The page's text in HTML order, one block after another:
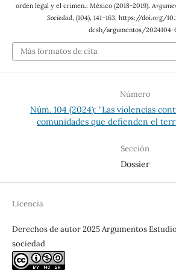
orden legal y el crimen.: México (2018-2019).
Sociedad, (104), 141–163. https://doi.org/
dcsh/argumentos/2024104-
Más formatos de cita
Número
Núm. 104 (2024): "Las violencias
comunidades que defienden el
Sección
Dossier
Licencia
Derechos de autor 2025 Argumentos
sociedad